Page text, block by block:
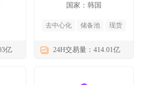
亿
国家：韩国
去中心化 储备池 现货
24H交易量：414.01亿